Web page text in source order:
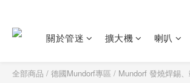
關於管迷 擴大機 喇叭
全部商品 / 德國Mundorf專區 / Mundorf 發燒焊錫